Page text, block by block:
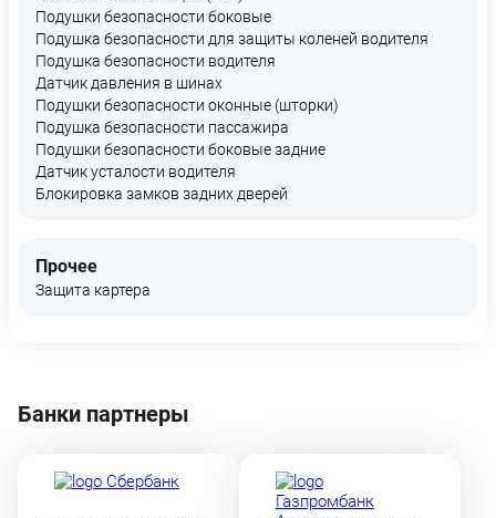
Подушки безопасности боковые
Подушка безопасности для защиты коленей водителя
Подушка безопасности водителя
Датчик давления в шинах
Подушки безопасности оконные (шторки)
Подушка безопасности пассажира
Подушки безопасности боковые задние
Датчик усталости водителя
Блокировка замков задних дверей
Прочее
Защита картера
Банки партнеры